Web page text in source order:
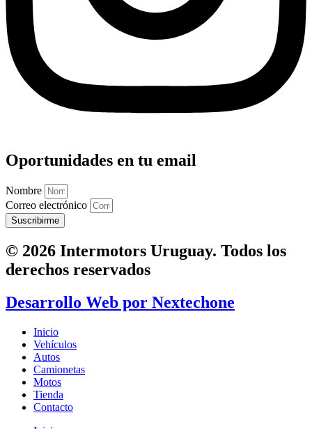
Oportunidades en tu email
Nombre
Correo electrónico
Suscribirme
© 2026 Intermotors Uruguay. Todos los
derechos reservados
Desarrollo Web por Nextechone
Inicio
Vehículos
Autos
Camionetas
Motos
Tienda
Contacto